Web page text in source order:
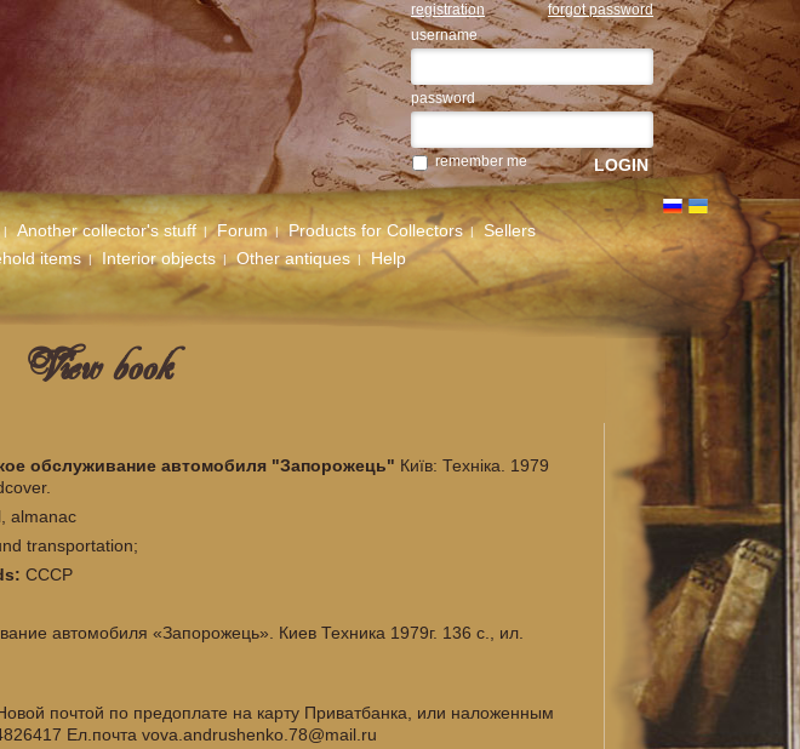
registration
forgot password
username
password
remember me
Another collector's stuff Forum Products for Collectors
Sellers
items
Interior objects Other antiques Help
View book
обслуживание автомобиля "Запорожець" Київ: Техніка. 1979
almanac
transportation;
СССР
автомобиля «Запорожець». Киев Техника 1979г. 136 с., ил.
почтой по предоплате на карту Приватбанка, или наложенным
Ел.почтаvova.andrushenko.78@mail.ru